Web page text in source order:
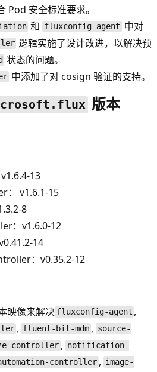
Pod 安全标准要求。
和 fluxconfig-agent 中对
逻辑实施了设计改进，以解决预
状态的问题。
中添加了对 cosign 验证的支持。
版本
13
： v1.6.1-15
8
：v1.6.0-12
14
：v0.35.2-12
映像来解决 fluxconfig-agent ,
, fluent-bit-mdm , source-
controller , notification-
controller , image-